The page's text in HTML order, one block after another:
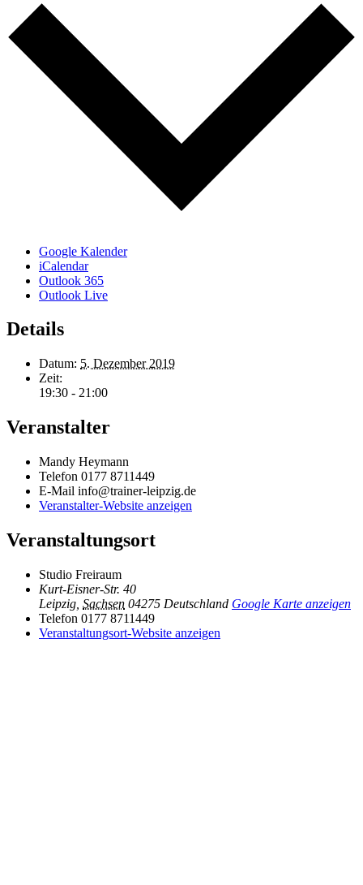
Google Kalender
iCalendar
Outlook 365
Outlook Live
Details
Datum: 5. Dezember 2019
Zeit:
19:30 - 21:00
Veranstalter
Mandy Heymann
Telefon 0177 8711449
E-Mail info@trainer-leipzig.de
Veranstalter-Website anzeigen
Veranstaltungsort
Studio Freiraum
Kurt-Eisner-Str. 40
Leipzig Sachsen 04275 Deutschland Google Karte anzeigen
Telefon 0177 8711449
Veranstaltungsort-Website anzeigen